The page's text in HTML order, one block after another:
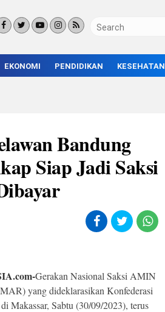
EKONOMI PENDIDIKAN KESEHATAN
Bandung
Siap Jadi Saksi
Gerakan Nasional Saksi AMIN
yang dideklarasikan Konfederasi
Makassar, Sabtu (30/09/2023), terus